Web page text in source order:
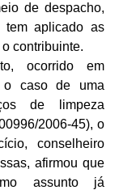
de despacho,
tem aplicado as
contribuinte.
o caso de uma
de limpeza
2006-45), o
conselheiro
afirmou que
assunto já